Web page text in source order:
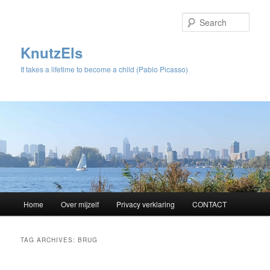
KnutzEls
It takes a lifetime to become a child (Pablo Picasso)
Skip
Skip
Home Over mijzelf Privacy verklaring CONTACT
TAG ARCHIVES:BRUG